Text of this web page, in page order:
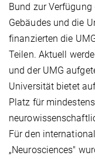
Bund zur
Gebäudes und die
finanzierten die
Teilen. Aktuell
und der UMG
Universität bietet
Platz für
Für den
„Neurosciences"